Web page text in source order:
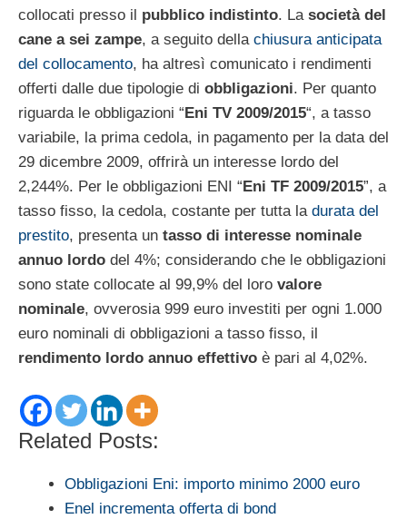
collocati presso il pubblico indistinto. La società del
cane a sei zampe, a seguito della chiusura anticipata
del collocamento, ha altresì comunicato i rendimenti
offerti dalle due tipologie di obbligazioni. Per quanto
riguarda le obbligazioni “Eni TV 2009/2015“, a tasso
variabile, la prima cedola, in pagamento per la data del
29 dicembre 2009, offrirà un interesse lordo del
2,244%. Per le obbligazioni ENI “Eni TF 2009/2015”, a
tasso fisso, la cedola, costante per tutta la durata del
prestito, presenta un tasso di interesse nominale
annuo lordo del 4%; considerando che le obbligazioni
sono state collocate al 99,9% del loro valore
nominale, ovverosia 999 euro investiti per ogni 1.000
euro nominali di obbligazioni a tasso fisso, il
rendimento lordo annuo effettivo è pari al 4,02%.
Related Posts:
Obbligazioni Eni: importo minimo 2000 euro
Enel incrementa offerta di bond